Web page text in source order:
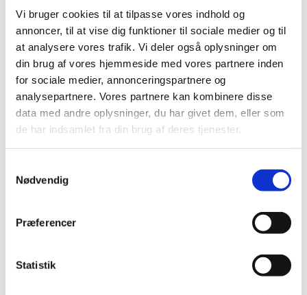
Vi bruger cookies til at tilpasse vores indhold og
annoncer, til at vise dig funktioner til sociale medier og til
at analysere vores trafik. Vi deler også oplysninger om
din brug af vores hjemmeside med vores partnere inden
for sociale medier, annonceringspartnere og
analysepartnere. Vores partnere kan kombinere disse
data med andre oplysninger, du har givet dem, eller som
de har indsamlet fra din brug af deres tjenester.
Nødvendig
Præferencer
Statistik
Du vil måske også kunne lide...